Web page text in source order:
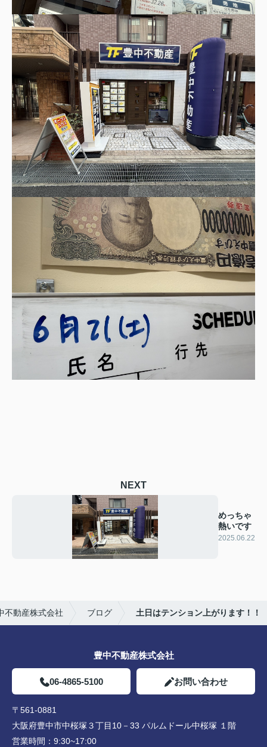
NEXT
めっちゃ
熱いです
2025.06.22
不動産株式会社 ブログ 土日はテンション上がります！！
豊中不動産株式会社
06-4865-5100 お問い合わせ
〒561-0881
大阪府豊中市中桜塚３丁目10－33 パルムドール中桜塚 １階
営業時間： 9:30~17:00